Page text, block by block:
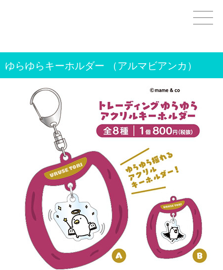
GOODS
STAMPS＆THEMES
WORKS
CHARACTERS
OTHER
CONTACT
ゆらゆらキーホルダー （アルマビアンカ）